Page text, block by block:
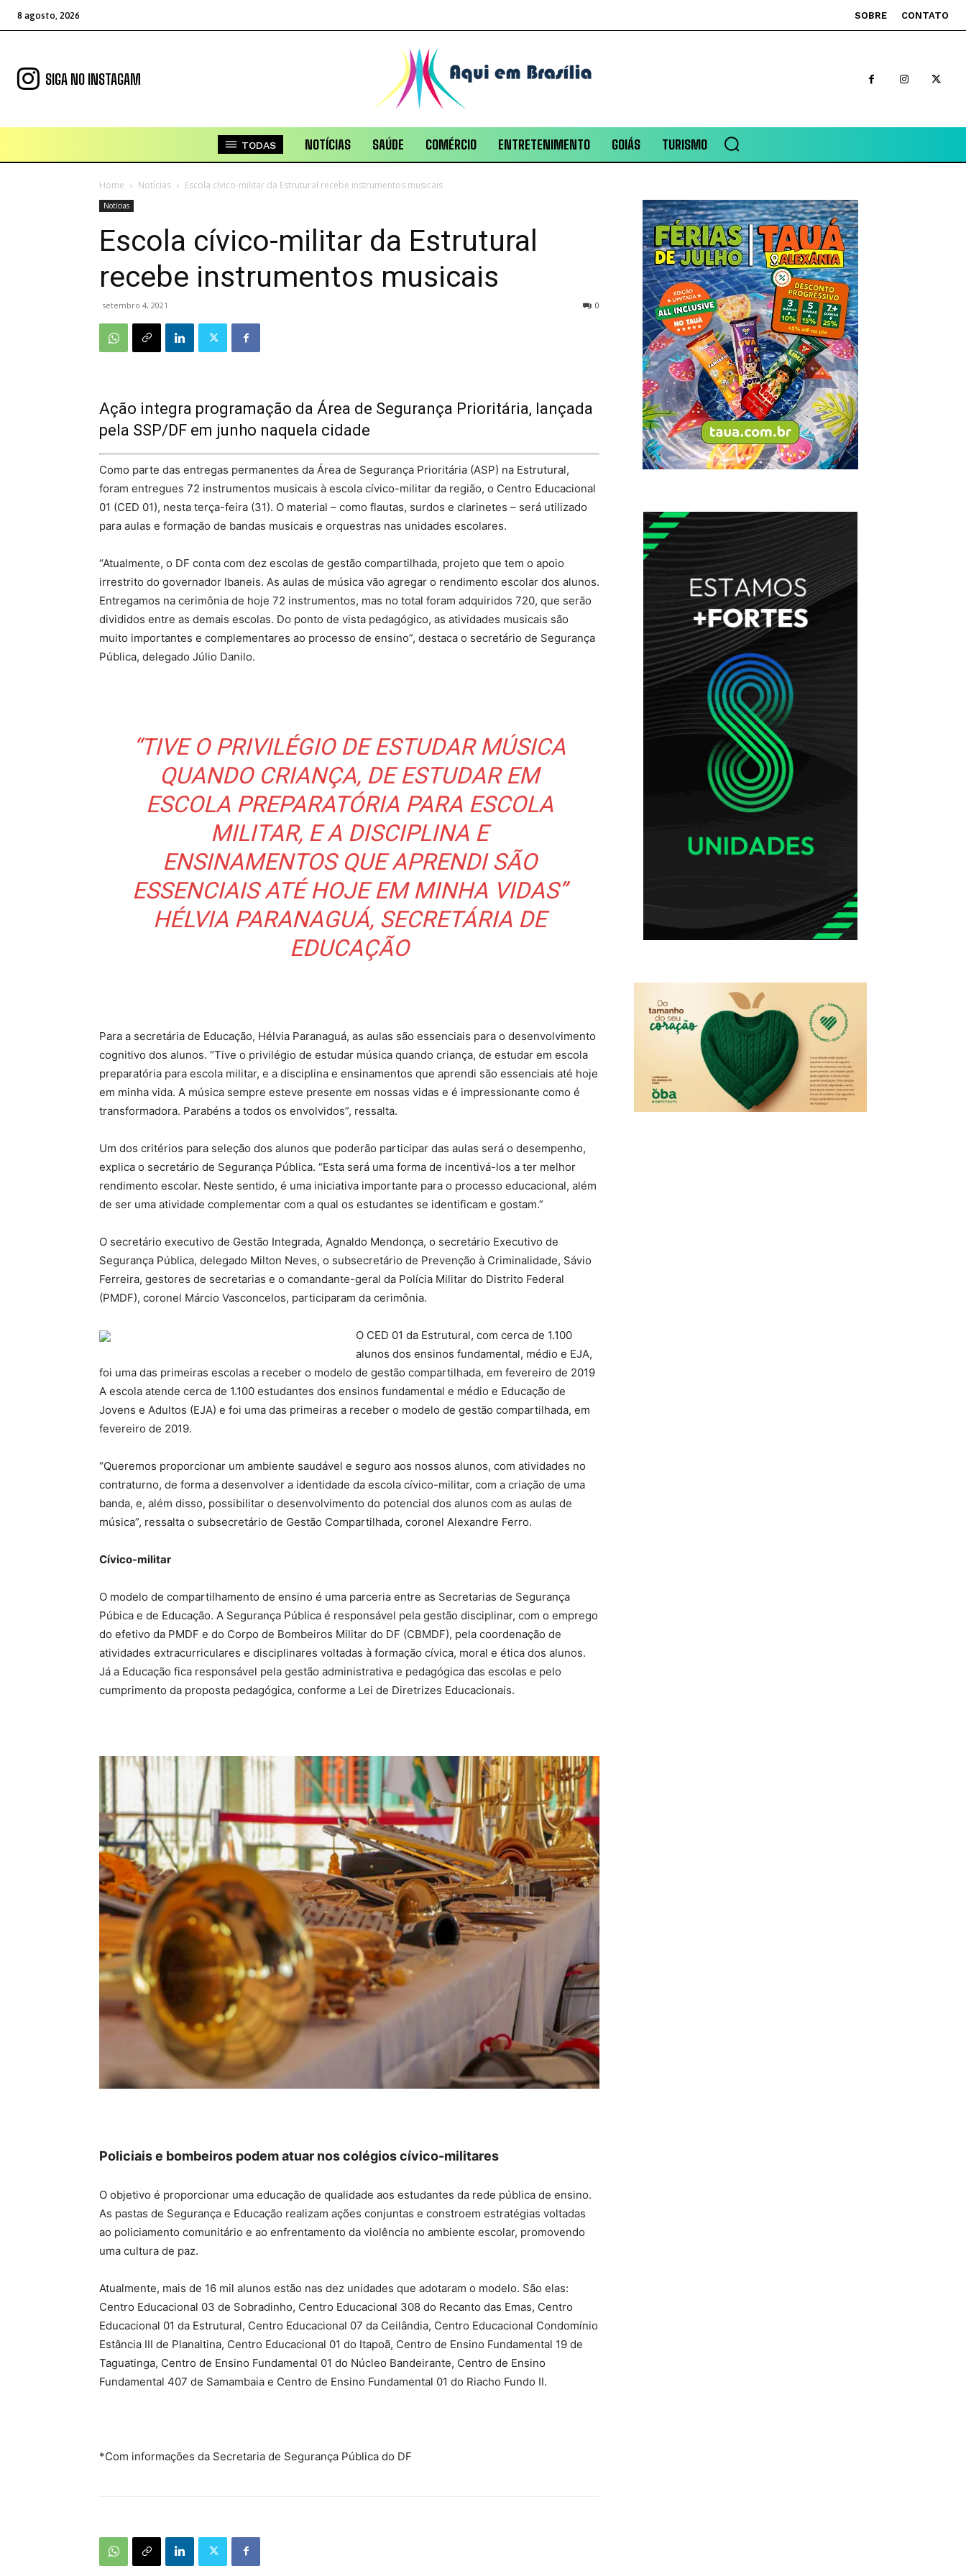
8 agosto, 2026 SOBRE CONTATO
SIGA NO INSTAGAM
TODAS NOTÍCIAS SAÚDE COMÉRCIO ENTRETENIMENTO GOIÁS TURISMO
Home Notícias Escola cívico-militar da Estrutural recebe instrumentos musicais
Notícias
Escola cívico-militar da Estrutural
recebe instrumentos musicais
setembro 4, 2021 0
Ação integra programação da Área de Segurança Prioritária, lançada
pela SSP/DF em junho naquela cidade
Como parte das entregas permanentes da Área de Segurança Prioritária (ASP) na Estrutural,
foram entregues 72 instrumentos musicais à escola cívico-militar da região, o Centro Educacional
01 (CED 01), nesta terça-feira (31). O material – como flautas, surdos e clarinetes – será utilizado
para aulas e formação de bandas musicais e orquestras nas unidades escolares.
“Atualmente, o DF conta com dez escolas de gestão compartilhada, projeto que tem o apoio
irrestrito do governador Ibaneis. As aulas de música vão agregar o rendimento escolar dos alunos.
Entregamos na cerimônia de hoje 72 instrumentos, mas no total foram adquiridos 720, que serão
divididos entre as demais escolas. Do ponto de vista pedagógico, as atividades musicais são
muito importantes e complementares ao processo de ensino”, destaca o secretário de Segurança
Pública, delegado Júlio Danilo.
“TIVE O PRIVILÉGIO DE ESTUDAR MÚSICA
QUANDO CRIANÇA, DE ESTUDAR EM
ESCOLA PREPARATÓRIA PARA ESCOLA
MILITAR, E A DISCIPLINA E
ENSINAMENTOS QUE APRENDI SÃO
ESSENCIAIS ATÉ HOJE EM MINHA VIDAS”
HÉLVIA PARANAGUÁ, SECRETÁRIA DE
EDUCAÇÃO
Para a secretária de Educação, Hélvia Paranaguá, as aulas são essenciais para o desenvolvimento
cognitivo dos alunos. “Tive o privilégio de estudar música quando criança, de estudar em escola
preparatória para escola militar, e a disciplina e ensinamentos que aprendi são essenciais até hoje
em minha vida. A música sempre esteve presente em nossas vidas e é impressionante como é
transformadora. Parabéns a todos os envolvidos”, ressalta.
Um dos critérios para seleção dos alunos que poderão participar das aulas será o desempenho,
explica o secretário de Segurança Pública. “Esta será uma forma de incentivá-los a ter melhor
rendimento escolar. Neste sentido, é uma iniciativa importante para o processo educacional, além
de ser uma atividade complementar com a qual os estudantes se identificam e gostam.”
O secretário executivo de Gestão Integrada, Agnaldo Mendonça, o secretário Executivo de
Segurança Pública, delegado Milton Neves, o subsecretário de Prevenção à Criminalidade, Sávio
Ferreira, gestores de secretarias e o comandante-geral da Polícia Militar do Distrito Federal
(PMDF), coronel Márcio Vasconcelos, participaram da cerimônia.
O CED 01 da Estrutural, com cerca de 1.100
alunos dos ensinos fundamental, médio e EJA,
foi uma das primeiras escolas a receber o modelo de gestão compartilhada, em fevereiro de 2019
A escola atende cerca de 1.100 estudantes dos ensinos fundamental e médio e Educação de
Jovens e Adultos (EJA) e foi uma das primeiras a receber o modelo de gestão compartilhada, em
fevereiro de 2019.
“Queremos proporcionar um ambiente saudável e seguro aos nossos alunos, com atividades no
contraturno, de forma a desenvolver a identidade da escola cívico-militar, com a criação de uma
banda, e, além disso, possibilitar o desenvolvimento do potencial dos alunos com as aulas de
música”, ressalta o subsecretário de Gestão Compartilhada, coronel Alexandre Ferro.
Cívico-militar
O modelo de compartilhamento de ensino é uma parceria entre as Secretarias de Segurança
Púbica e de Educação. A Segurança Pública é responsável pela gestão disciplinar, com o emprego
do efetivo da PMDF e do Corpo de Bombeiros Militar do DF (CBMDF), pela coordenação de
atividades extracurriculares e disciplinares voltadas à formação cívica, moral e ética dos alunos.
Já a Educação fica responsável pela gestão administrativa e pedagógica das escolas e pelo
cumprimento da proposta pedagógica, conforme a Lei de Diretrizes Educacionais.
Policiais e bombeiros podem atuar nos colégios cívico-militares
O objetivo é proporcionar uma educação de qualidade aos estudantes da rede pública de ensino.
As pastas de Segurança e Educação realizam ações conjuntas e constroem estratégias voltadas
ao policiamento comunitário e ao enfrentamento da violência no ambiente escolar, promovendo
uma cultura de paz.
Atualmente, mais de 16 mil alunos estão nas dez unidades que adotaram o modelo. São elas:
Centro Educacional 03 de Sobradinho, Centro Educacional 308 do Recanto das Emas, Centro
Educacional 01 da Estrutural, Centro Educacional 07 da Ceilândia, Centro Educacional Condomínio
Estância III de Planaltina, Centro Educacional 01 do Itapoã, Centro de Ensino Fundamental 19 de
Taguatinga, Centro de Ensino Fundamental 01 do Núcleo Bandeirante, Centro de Ensino
Fundamental 407 de Samambaia e Centro de Ensino Fundamental 01 do Riacho Fundo II.
*Com informações da Secretaria de Segurança Pública do DF